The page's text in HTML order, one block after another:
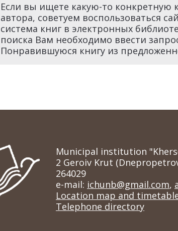
Если вы ищете какую-то конкретную
автора, советуем воспользоваться
система книг в электронных
поиска Вам необходимо ввести
Понравившуюся книгу из
Municipal institution
2 Geroiv Krut
264029
e-mail: ichunb@gmail.com,
Location map and
Telephone directory